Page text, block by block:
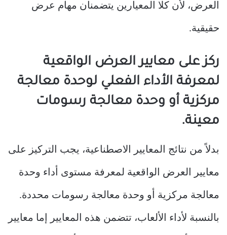
العرض، لأن كلا المعيارين يتضمنان مهام عرض
حقيقية.
ركز على معايير العرض الواقعية
لمعرفة الأداء الفعلي لوحدة معالجة
مركزية أو وحدة معالجة رسومات
معينة.
بدلاً من نتائج المعايير الاصطناعية، يجب التركيز على
معايير العرض الواقعية لمعرفة مستوى أداء وحدة
معالجة مركزية أو وحدة معالجة رسومات محددة.
بالنسبة لأداء الألعاب، تتضمن هذه المعايير إما معايير